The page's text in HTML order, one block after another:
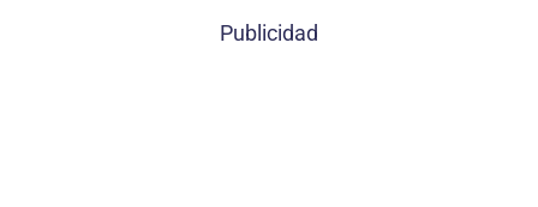
Publicidad